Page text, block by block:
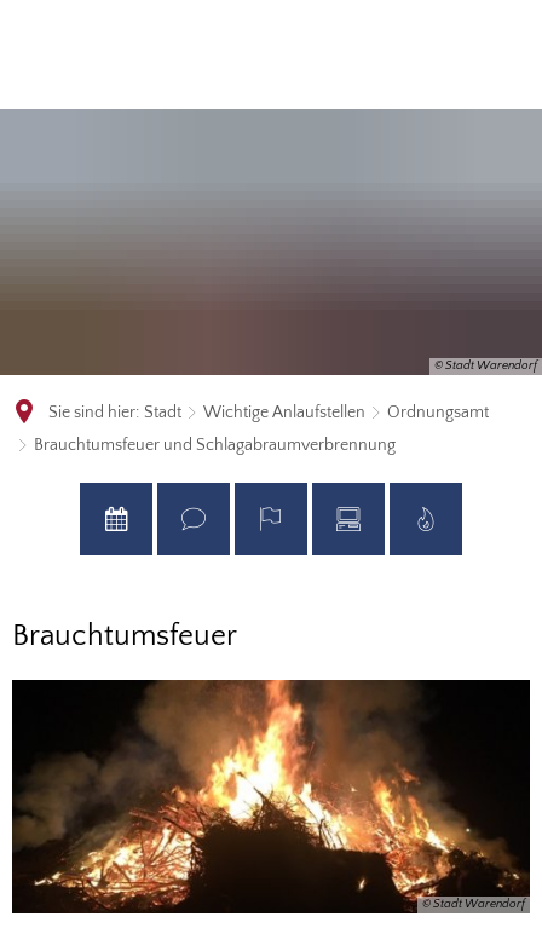
© Stadt Warendorf
Sie sind hier: Stadt Wichtige Anlaufstellen
Ordnungsamt
Brauchtumsfeuer und Schlagabraumverbrennung
Brauchtumsfeuer
und
Schlagabraumverbrennung
Brauchtumsfeuer
© Stadt Warendorf